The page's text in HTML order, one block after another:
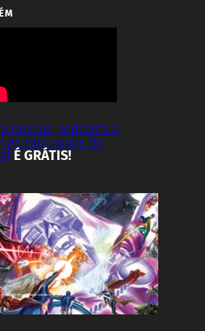
nossos podcasts e
exclusivos do
É GRÁTIS!